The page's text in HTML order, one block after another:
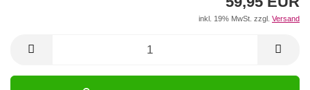
inkl. 19% MwSt. zzgl. Versand